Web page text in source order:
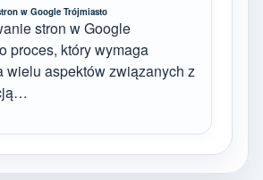
w Google Trójmiasto
stron w Google
proces, który wymaga
wielu aspektów związanych z